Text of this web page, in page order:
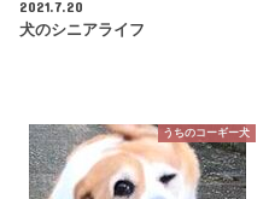
2021.7.20
犬のシニアライフ
うちのコーギー犬